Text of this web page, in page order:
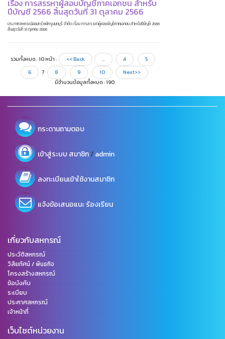
เรื่อง การสรรหาผู้สอบบัญชีภาคเอกชน สำหรับ
ปีบัญชี 2566 สิ้นสุดวันที่ 31 ตุลาคม 2566
ประกาศสหกรณ์ออมทรัพย์ครูนนทบุรี จำกัด เรื่อง การสรรหาผู้สอบบัญชีภาคเอกชน สำหรับปีบัญชี 2566
สิ้นสุดวันที่ 31 ตุลาคม 2566
รวมทั้งหมด : 10 หน้า : << Back ... 4
5
6
7 8 9 10
Next>>
มีจำนวนข้อมูลทั้งหมด : 190
กระดานถามตอบ
เข้าสู่ระบบ สมาชิก/admin
ลงทะเบียนเข้าใช้งานสมาชิก
แจ้งข้อเสนอแนะ ร้องเรียน
เกี่ยวกับสหกรณ์
ประวัติสหกรณ์
วิสัยทัศน์ / พันธกิจ
โครงสร้างสหกรณ์
ข้อบังคับ
ระเบียบ
ประกาศสหกรณ์
เจ้าหน้าที่
เว็บไซต์หน่วยงาน